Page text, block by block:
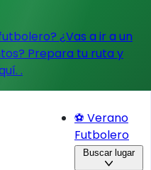
¿Vas a ir a un
Prepara tu ruta y
.
⚽ Verano
Futbolero
Buscar lugar